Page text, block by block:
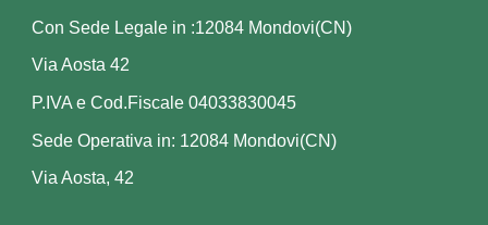
Con Sede Legale in :12084 Mondovi(CN)
Via Aosta 42
P.IVA e Cod.Fiscale 04033830045
Sede Operativa in: 12084 Mondovi(CN)
Via Aosta, 42